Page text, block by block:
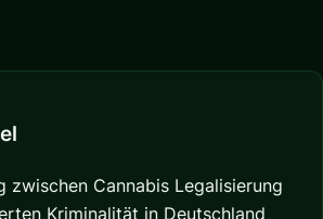
zwischen Cannabis Legalisierung
Kriminalität in Deutschland